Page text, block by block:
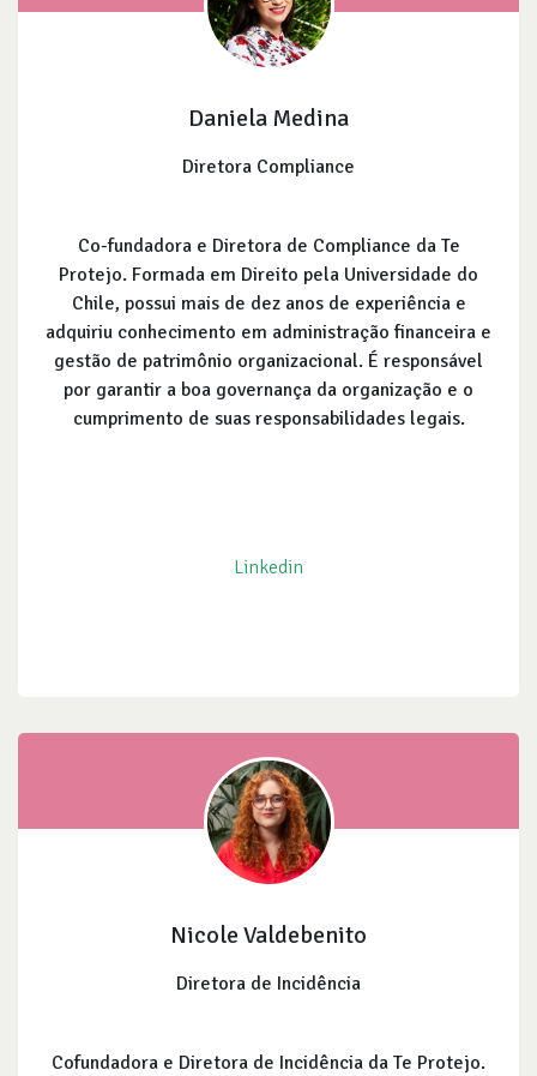
Daniela Medina
Diretora Compliance
Co-fundadora e Diretora de Compliance da Te
Protejo. Formada em Direito pela Universidade do
Chile, possui mais de dez anos de experiência e
adquiriu conhecimento em administração financeira e
gestão de patrimônio organizacional. É responsável
por garantir a boa governança da organização e o
cumprimento de suas responsabilidades legais.
Linkedin
Nicole Valdebenito
Diretora de Incidência
Cofundadora e Diretora de Incidência da Te Protejo.